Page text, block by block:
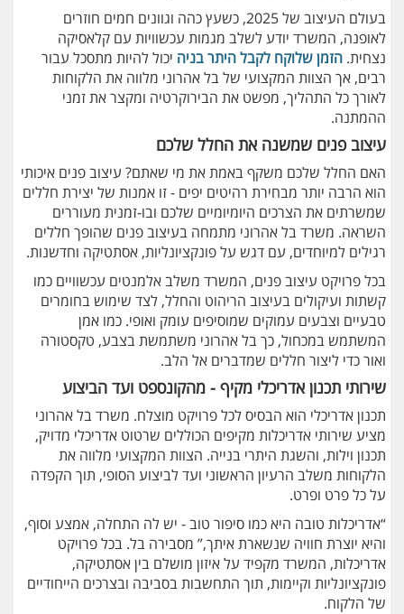
בעולם העיצוב של 2025, כשעץ כהה וגוונים חמים חוזרים
לאופנה, המשרד יודע לשלב מגמות עכשוויות עם קלאסיקה
נצחית. הזמן שלוקח לקבל היתר בניה יכול להיות מתסכל עבור
רבים, אך הצוות המקצועי של בל אהרוני מלווה את הלקוחות
לאורך כל התהליך, מפשט את הבירוקרטיה ומקצר את זמני
ההמתנה.
עיצוב פנים שמשנה את החלל שלכם
האם החלל שלכם משקף באמת את מי שאתם? עיצוב פנים איכותי
הוא הרבה יותר מבחירת רהיטים יפים - זו אמנות של יצירת חללים
שמשרתים את הצרכים היומיומיים שלכם ובו-זמנית מעוררים
השראה. משרד בל אהרוני מתמחה בעיצוב פנים שהופך חללים
רגילים למיוחדים, עם דגש על פונקציונליות, אסתטיקה וחדשנות.
בכל פרויקט עיצוב פנים, המשרד משלב אלמנטים עכשוויים כמו
קשתות ועיקולים בעיצוב הריהוט והחלל, לצד שימוש בחומרים
טבעיים וצבעים עמוקים שמוסיפים עומק ואופי. כמו אמן
המשתמש במכחול, כך בל אהרוני משתמשת בצבע, טקסטורה
ואור כדי ליצור חללים שמדברים אל הלב.
שירותי תכנון אדריכלי מקיף - מהקונספט ועד הביצוע
תכנון אדריכלי הוא הבסיס לכל פרויקט מוצלח. משרד בל אהרוני
מציע שירותי אדריכלות מקיפים הכוללים שרטוט אדריכלי מדויק,
תכנון וילות, והשגת היתרי בנייה. הצוות המקצועי מלווה את
הלקוחות משלב הרעיון הראשוני ועד לביצוע הסופי, תוך הקפדה
על כל פרט ופרט.
“אדריכלות טובה היא כמו סיפור טוב - יש לה התחלה, אמצע וסוף,
והיא יוצרת חוויה שנשארת איתך,” מסבירה בל. בכל פרויקט
אדריכלות, המשרד מקפיד על איזון מושלם בין אסתטיקה,
פונקציונליות וקיימות, תוך התחשבות בסביבה ובצרכים הייחודיים
של הלקוח.